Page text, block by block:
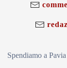
Spendiamo a